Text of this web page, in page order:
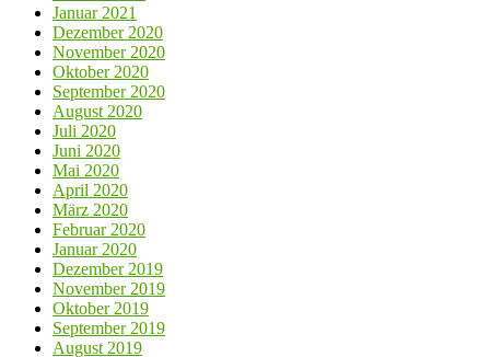
Januar 2021
Dezember 2020
November 2020
Oktober 2020
September 2020
August 2020
Juli 2020
Juni 2020
Mai 2020
April 2020
März 2020
Februar 2020
Januar 2020
Dezember 2019
November 2019
Oktober 2019
September 2019
August 2019